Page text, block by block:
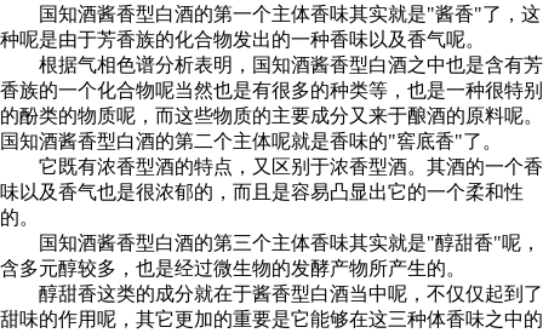
国知酒酱香型白酒的第一个主体香味其实就是"酱香"了，这
种呢是由于芳香族的化合物发出的一种香味以及香气呢。
根据气相色谱分析表明，国知酒酱香型白酒之中也是含有芳
香族的一个化合物呢当然也是有很多的种类等，也是一种很特别
的酚类的物质呢，而这些物质的主要成分又来于酿酒的原料呢。
国知酒酱香型白酒的第二个主体呢就是香味的"窖底香"了。
它既有浓香型酒的特点，又区别于浓香型酒。其酒的一个香
味以及香气也是很浓郁的，而且是容易凸显出它的一个柔和性
的。
国知酒酱香型白酒的第三个主体香味其实就是"醇甜香"呢，
含多元醇较多，也是经过微生物的发酵产物所产生的。
醇甜香这类的成分就在于酱香型白酒当中呢，不仅仅起到了
甜味的作用呢，其它更加的重要是它能够在这三种体香味之中的